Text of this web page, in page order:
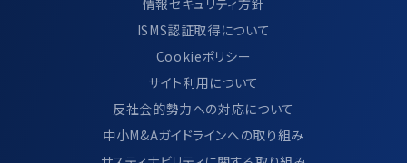
ISMS認証取得について
Cookieポリシー
サイト利用について
反社会的勢力への対応について
中小M&Aガイドラインへの取り組み